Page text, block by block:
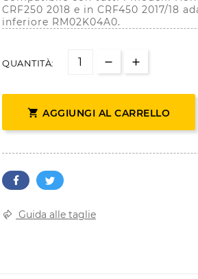
CRF250 2018 e in CRF450 2017/18
inferiore RM02K04A0.
QUANTITÀ:
 AGGIUNGI AL CARRELLO
Guida alle taglie